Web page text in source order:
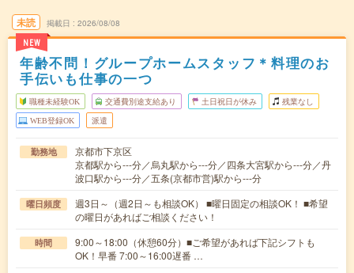
未読
NEW
掲載日 2026/08/08
年齢不問！グループホームスタッフ＊料理のお
手伝いも仕事の一つ
職種未経験OK 交通費別途支給あり 土日祝日が休み 残業なし
WEB登録OK 派遣
勤務地
京都市下京区
京都駅から---分／烏丸駅から---分／四条大宮駅から---分／丹
波口駅から---分／五条(京都市営)駅から---分
曜日頻度
週3日～（週2日～も相談OK） ■曜日固定の相談OK！ ■希望
の曜日があればご相談ください！
時間
9:00～18:00（休憩60分）■ご希望があれば下記シフトも
OK！早番 7:00～16:00遅番 …